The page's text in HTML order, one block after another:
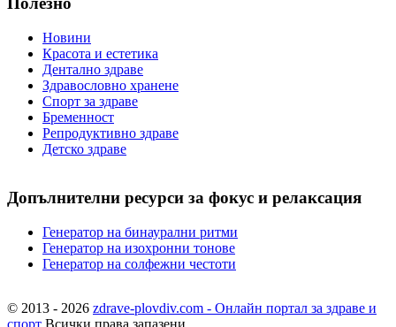
Новини
Красота и естетика
Дентално здраве
Здравословно хранене
Спорт за здраве
Бременност
Репродуктивно здраве
Детско здраве
Допълнителни ресурси за фокус и релаксация
Генератор на бинаурални ритми
Генератор на изохронни тонове
Генератор на солфежни честоти
© 2013 - 2026 zdrave-plovdiv.com - Онлайн портал за здраве и
спорт Всички права запазени.